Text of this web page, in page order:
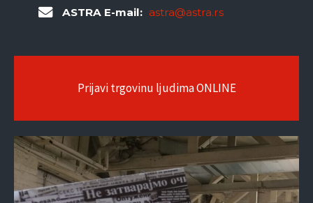
ASTRA E-mail: astra@astra.rs
Prijavi trgovinu ljudima ONLINE